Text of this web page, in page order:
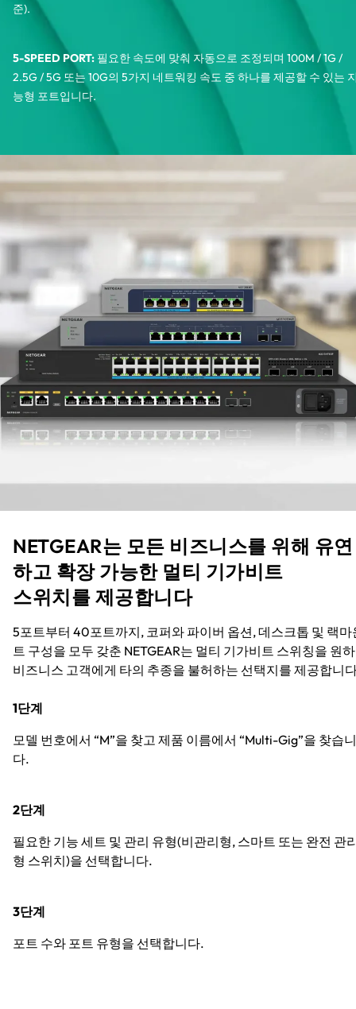
준).
5-SPEED PORT: 필요한 속도에 맞춰 자동으로 조정되며 100M / 1G /
2.5G / 5G 또는 10G의 5가지 네트워킹 속도 중 하나를 제공할 수 있는
능형 포트입니다.
NETGEAR는 모든 비즈니스를 위해 유연
하고 확장 가능한 멀티 기가비트
스위치를 제공합니다
5포트부터 40포트까지, 코퍼와 파이버 옵션, 데스크톱 및 랙마
트 구성을 모두 갖춘 NETGEAR는 멀티 기가비트 스위칭을 원
비즈니스 고객에게 타의 추종을 불허하는 선택지를 제공합니
1단계
모델 번호에서 “M”을 찾고 제품 이름에서 “Multi-Gig”을 찾습니
다.
2단계
필요한 기능 세트 및 관리 유형(비관리형, 스마트 또는 완전 관
형 스위치)을 선택합니다.
3단계
포트 수와 포트 유형을 선택합니다.